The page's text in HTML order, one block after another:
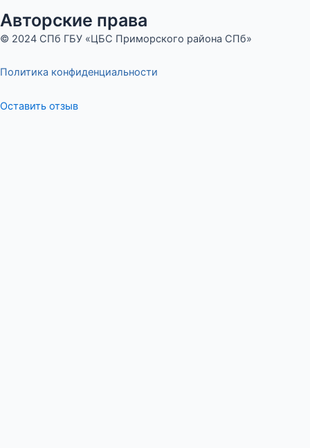
Авторские права
© 2024 СПб ГБУ «ЦБС Приморского района СПб»
Политика конфиденциальности
Оставить отзыв